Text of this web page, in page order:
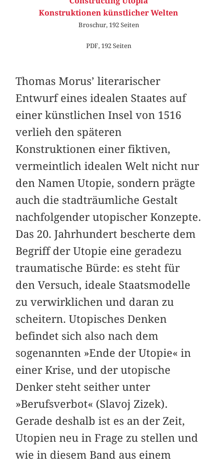
Konstruktionen künstlicher Welten
Broschur, 192 Seiten
PDF, 192 Seiten
Thomas Morus’ literarischer
Entwurf eines idealen Staates auf
einer künstlichen Insel von 1516
verlieh den späteren
Konstruktionen einer fiktiven,
vermeintlich idealen Welt nicht nur
den Namen Utopie, sondern prägte
auch die stadträumliche Gestalt
nachfolgender utopischer Konzepte.
Das 20. Jahrhundert bescherte dem
Begriff der Utopie eine geradezu
traumatische Bürde: es steht für
den Versuch, ideale Staatsmodelle
zu verwirklichen und daran zu
scheitern. Utopisches Denken
befindet sich also nach dem
sogenannten »Ende der Utopie« in
einer Krise, und der utopische
Denker steht seither unter
»Berufsverbot« (Slavoj Zizek).
Gerade deshalb ist es an der Zeit,
Utopien neu in Frage zu stellen und
wie in diesem Band aus einem